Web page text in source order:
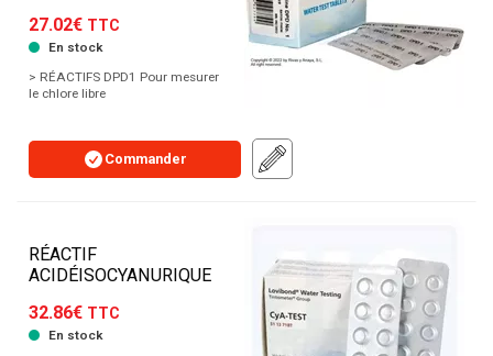
27.02€ TTC
En stock
> RÉACTIFS DPD1 Pour mesurer
le chlore libre
Commander
RÉACTIF
ACIDÉISOCYANURIQUE
32.86€ TTC
En stock